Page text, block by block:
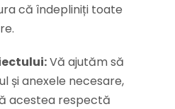
că îndepliniți toate
Vă ajutăm să
și anexele necesare,
acestea respectă